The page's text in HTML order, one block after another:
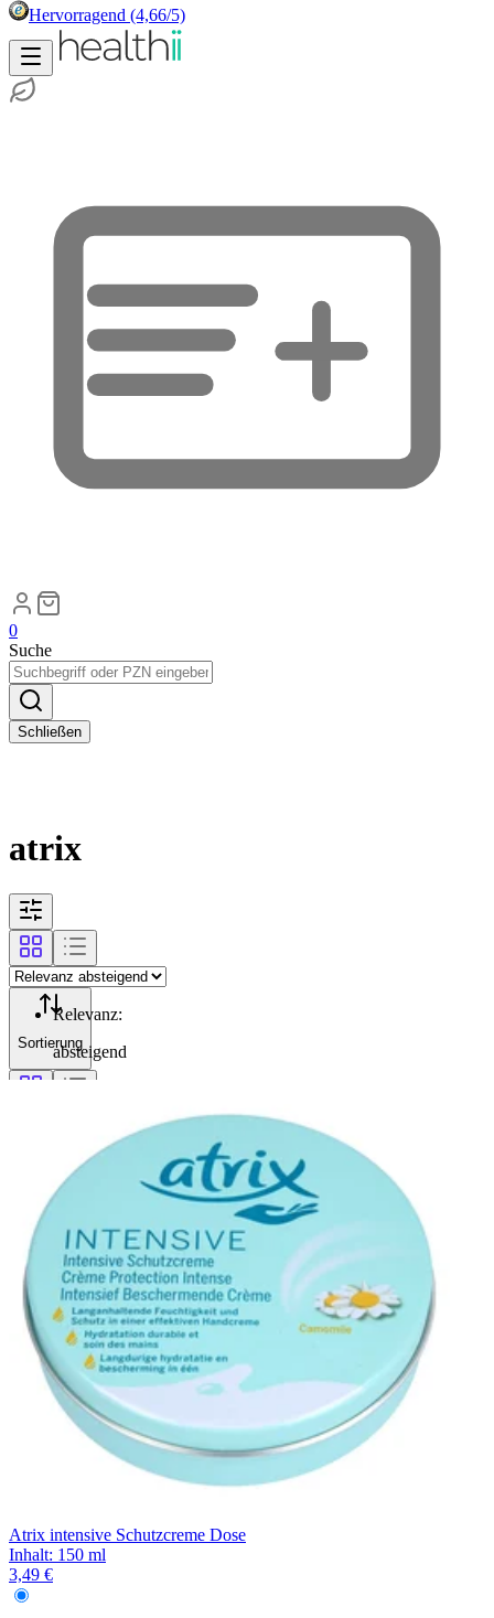
Hervorragend (4,66/5)
0
Suche
Schließen
atrix
Sortierung
Relevanz:
absteigend
Atrix intensive Schutzcreme Dose
Inhalt: 150 ml
3,49 €